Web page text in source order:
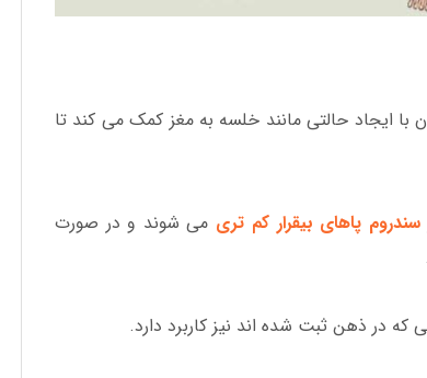
با ایجاد حالتی مانند خلسه به مغز کمک می کند تا
سندروم پاهای بیقرار کم تری می شوند و در صورت
که در ذهن ثبت شده اند نیز کاربرد دارد.